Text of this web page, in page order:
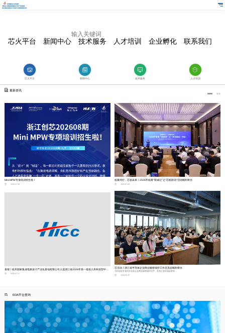
芯火平台 新闻中心 技术服务 人才培训 企业孵化 联系我们
芯火平台 新闻中心 技术服务 人才培训
最新资讯
更多
Mini MPW专项培训招生啦！
2026-07-28
杭甬同行，芯创未来丨2026年杭甬“双城记”之“芯机联动”活动顺利举办
2026-07-28
喜报丨杭州国家集成电路设计产业化基地有限公司入选浙江省2026年第一批拟入库科技型中小企业名单
2026-07-17
芯活动丨浙江省半导体企业商业秘密保护工作交流会顺利举办
为切实提升省内半导体企业商业秘密保护水平，在浙江省市场监督管...
2026-06-30
EDA平台查询